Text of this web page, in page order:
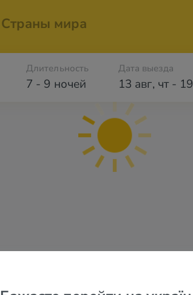
Страны мира
7 - 9 ночей
Длительность Дата выезда
13 авг, чт-